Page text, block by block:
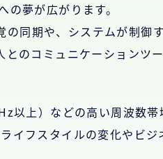
夢が広がります。
同期や、システムが制御す
のコミュニケーションツ
以上）などの高い周波数帯
イフスタイルの変化やビジ